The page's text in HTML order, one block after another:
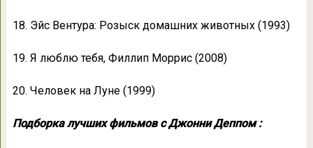
18. Эйс Вентура: Розыск домашних животных (1993)
19. Я люблю тебя, Филлип Моррис (2008)
20. Человек на Луне (1999)
Подборка лучших фильмов с Джонни Деппом :